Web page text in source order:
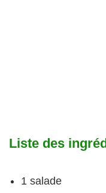
Liste des
1 salade